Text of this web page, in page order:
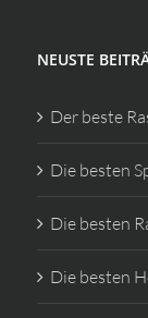
NEUSTE
Der beste
Die besten
Die besten
Die besten